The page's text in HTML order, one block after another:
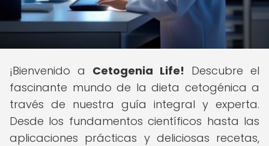
¡Bienvenido a Cetogenia Life! Descubre el
fascinante mundo de la dieta cetogénica a
través de nuestra guía integral y experta.
Desde los fundamentos científicos hasta las
aplicaciones prácticas y deliciosas recetas,